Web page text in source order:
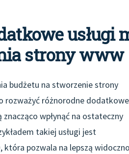
usługi
strony www
budżetu na stworzenie strony
rozważyć różnorodne dodatkowe
wpłynąć na ostateczny
takiej usługi jest
która pozwala na lepszą